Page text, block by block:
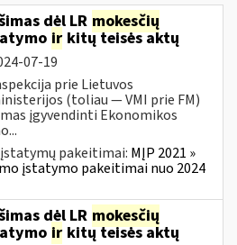
dėl LR mokesčių
ir kitų teisės aktų
07-19
prie Lietuvos
(toliau — VMI prie FM)
įgyvendinti Ekonomikos
pakeitimai: MĮP 2021 »
įstatymo pakeitimai nuo 2024
dėl LR mokesčių
ir kitų teisės aktų